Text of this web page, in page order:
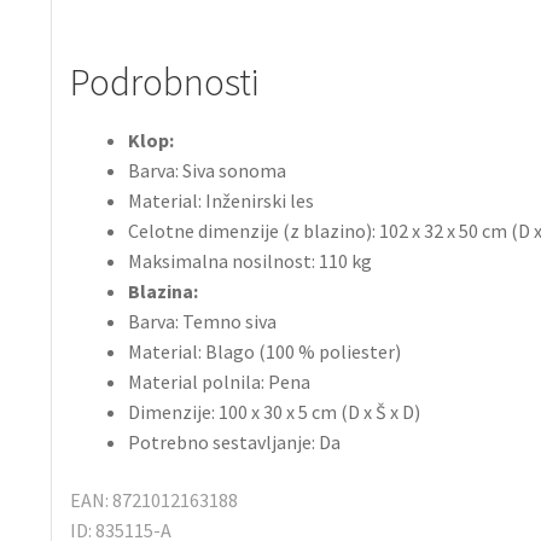
Podrobnosti
Klop:
Barva: Siva sonoma
Material: Inženirski les
Celotne dimenzije (z blazino): 102 x 32 x 50 cm (D x
Maksimalna nosilnost: 110 kg
Blazina:
Barva: Temno siva
Material: Blago (100 % poliester)
Material polnila: Pena
Dimenzije: 100 x 30 x 5 cm (D x Š x D)
Potrebno sestavljanje: Da
EAN: 8721012163188
ID: 835115-A